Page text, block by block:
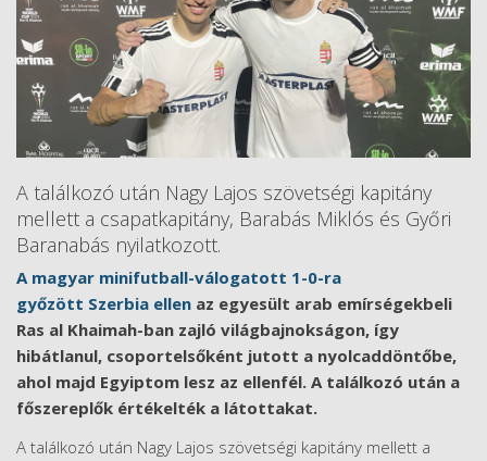
A találkozó után Nagy Lajos szövetségi kapitány
mellett a csapatkapitány, Barabás Miklós és Győri
Baranabás nyilatkozott.
A magyar minifutball-válogatott 1-0-ra
győzött Szerbia ellen az egyesült arab emírségekbeli
Ras al Khaimah-ban zajló világbajnokságon, így
hibátlanul, csoportelsőként jutott a nyolcaddöntőbe,
ahol majd Egyiptom lesz az ellenfél. A találkozó után a
főszereplők értékelték a látottakat.
A találkozó után Nagy Lajos szövetségi kapitány mellett a